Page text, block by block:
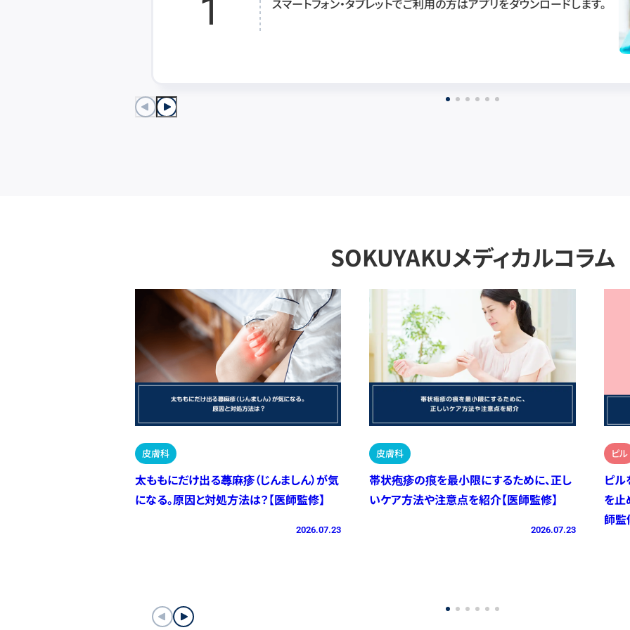
1
SOKUYAKUメディカルコラム
皮膚科
太ももにだけ出る蕁麻疹（じんましん）が気
になる。原因と対処方法は？【医師監修】
2026.07.23
皮膚科
帯状疱疹の痕を最小限にするために、正し
いケア方法や注意点を紹介【医師監修】
2026.07.23
ピル
ピル
を止
師監